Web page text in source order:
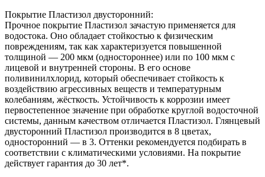
Покрытие Пластизол двусторонний:
Прочное покрытие Пластизол зачастую применяется для
водостока. Оно обладает стойкостью к физическим
повреждениям, так как характеризуется повышенной
толщиной — 200 мкм (одностороннее) или по 100 мкм с
лицевой и внутренней стороны. В его основе
поливинилхлорид, который обеспечивает стойкость к
воздействию агрессивных веществ и температурным
колебаниям, жёсткость. Устойчивость к коррозии имеет
первостепенное значение при обработке круглой водосточной
системы, данным качеством отличается Пластизол. Глянцевый
двусторонний Пластизол производится в 8 цветах,
односторонний — в 3. Оттенки рекомендуется подбирать в
соответствии с климатическими условиями. На покрытие
действует гарантия до 30 лет*.